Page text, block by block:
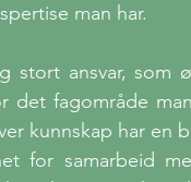
man har.
stort ansvar, som
det fagområde
kunnskap har en
for samarbeid